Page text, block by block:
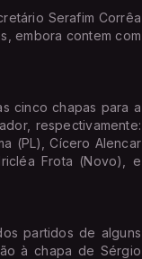
Serafim Corrêa
embora contem com
cinco chapas para a
respectivamente:
(PL), Cícero Alencar
Frota (Novo), e
partidos de alguns
à chapa de Sérgio